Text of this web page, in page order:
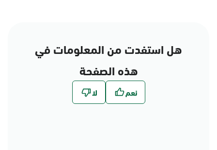
هل استفدت من المعلومات في
هذه الصفحة